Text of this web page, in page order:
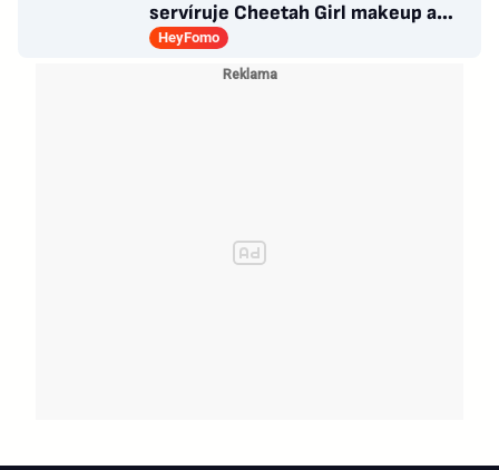
servíruje Cheetah Girl makeup a
Billie Eilish představuje nový
HeyFomo